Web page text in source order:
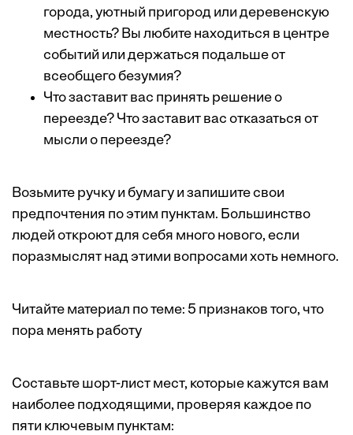
города, уютный пригород или деревенскую
местность? Вы любите находиться в центре
событий или держаться подальше от
всеобщего безумия?
Что заставит вас принять решение о
переезде? Что заставит вас отказаться от
мысли о переезде?
Возьмите ручку и бумагу и запишите свои
предпочтения по этим пунктам. Большинство
людей откроют для себя много нового, если
поразмыслят над этими вопросами хоть немного.
Читайте материал по теме: 5 признаков того, что
пора менять работу
Составьте шорт-лист мест, которые кажутся вам
наиболее подходящими, проверяя каждое по
пяти ключевым пунктам: